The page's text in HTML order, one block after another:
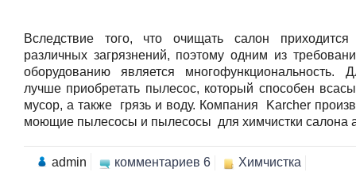
Вследствие того, что очищать салон
различных загрязнений, поэтому одним из
оборудованию является многофункциональность.
лучше приобретать пылесос, который способен
мусор, а также грязь и воду. Компания Karcher
моющие пылесосы и пылесосы для химчистки салона
admin комментариев 6 Химчистка